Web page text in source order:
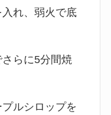
れ、弱火で底
らに5分間焼
ルシロップを